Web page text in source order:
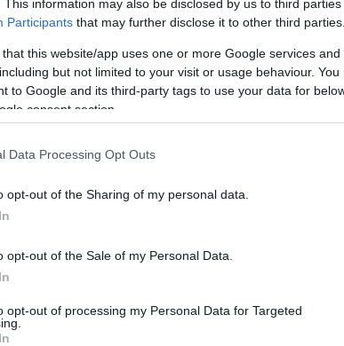
This information may also be disclosed by us to third
Participants that may further disclose it to other third parties.
that this website/app uses one or more Google services
but not limited to your visit or usage behaviour.
to Google and its third-party tags to use your data for
consent section.
Data Processing Opt Outs
opt-out of the Sharing of my personal data.
opt-out of the Sale of my Personal Data.
opt-out of processing my Personal Data for Targeted
στη διδασκαλία των Ξένων
τα Τμήματα Γλώσσας Φιλολογίας και
Ελληνικής Φιλολογίας, του
το Παιδαγωγικό Τμήμα Δημοτικής
Μακεδονίας, τη Σχολή Ξένων
και Μετάφρασης του Κρατικού